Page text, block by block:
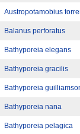
Austropotamobius
Balanus perforatus
Bathyporeia elegans
Bathyporeia gracilis
Bathyporeia
Bathyporeia nana
Bathyporeia pelagica